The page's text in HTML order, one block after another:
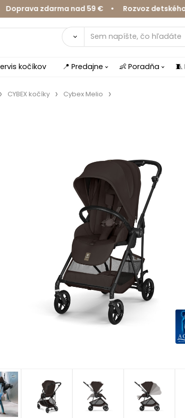
nad 59 € • Rozvoz detského
kočíkov 📍 Predajne 👶 Poradňa 🧵
CYBEX kočíky Cybex Melio